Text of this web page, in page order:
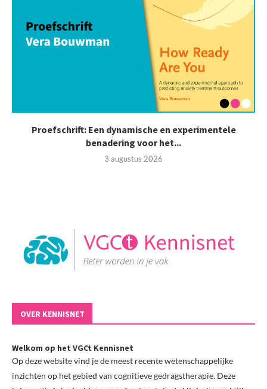
Proefschrift: Een dynamische en experimentele
benadering voor het...
3 augustus 2026
OVER KENNISNET
Welkom op het VGCt Kennisnet
Op deze website vind je de meest recente wetenschappelijke
inzichten op het gebied van cognitieve gedragstherapie. Deze